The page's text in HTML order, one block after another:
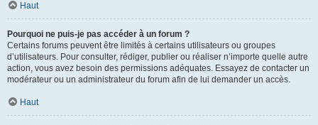
Haut
Pourquoi ne puis-je pas accéder à un forum ?
Certains forums peuvent être limités à certains utilisateurs ou groupes
d’utilisateurs. Pour consulter, rédiger, publier ou réaliser n’importe quelle autre
action, vous avez besoin des permissions adéquates. Essayez de contacter un
modérateur ou un administrateur du forum afin de lui demander un accès.
Haut